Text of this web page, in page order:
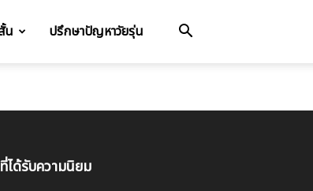
น ปรึกษาปัญหาวัยรุ่น
ได้รับความนิยม